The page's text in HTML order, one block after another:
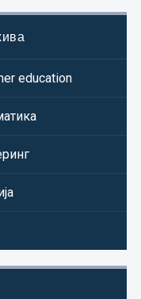
education